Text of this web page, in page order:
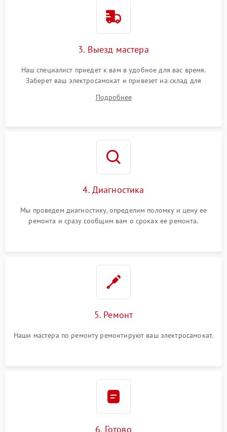
3. Выезд мастера
Наш специалист приедет к вам в удобное для вас время.
Заберет ваш электросамокат и привезет на склад для
Подробнее
4. Диагностика
Мы проведем диагностику, определим поломку и цену ее
ремонта и сразу сообщим вам о сроках ее ремонта.
5. Ремонт
Наши мастера по ремонту ремонтируют ваш электросамокат.
6. Готово